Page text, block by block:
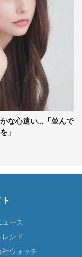
な心遣い...「並んで
」
ース
ンド
ウォッチ